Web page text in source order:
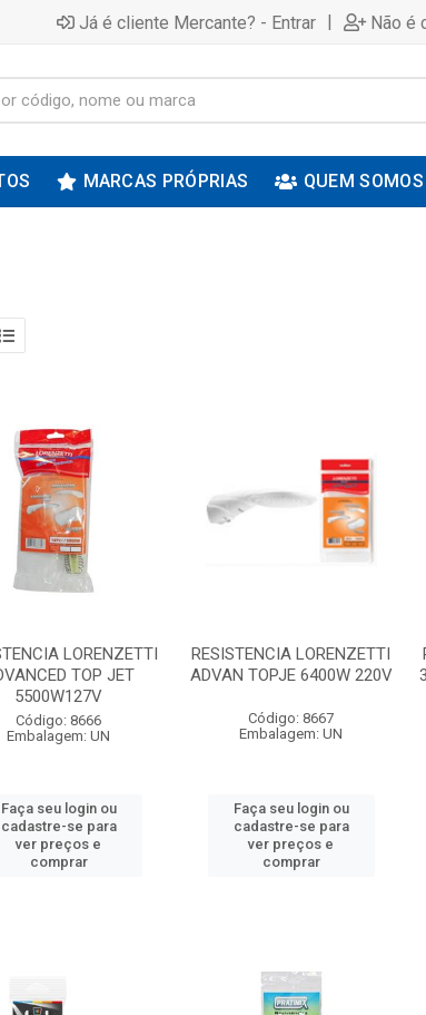
Já é cliente Mercante? - Entrar | Não é
MARCAS PRÓPRIAS QUEM SOMOS
LORENZETTI
TOP JET
5500W127V
Código: 8666
Embalagem: UN
Faça seu login ou
cadastre-se para
ver preços e
comprar
RESISTENCIA LORENZETTI
ADVAN TOPJE 6400W 220V
Código: 8667
Embalagem: UN
Faça seu login ou
cadastre-se para
ver preços e
comprar